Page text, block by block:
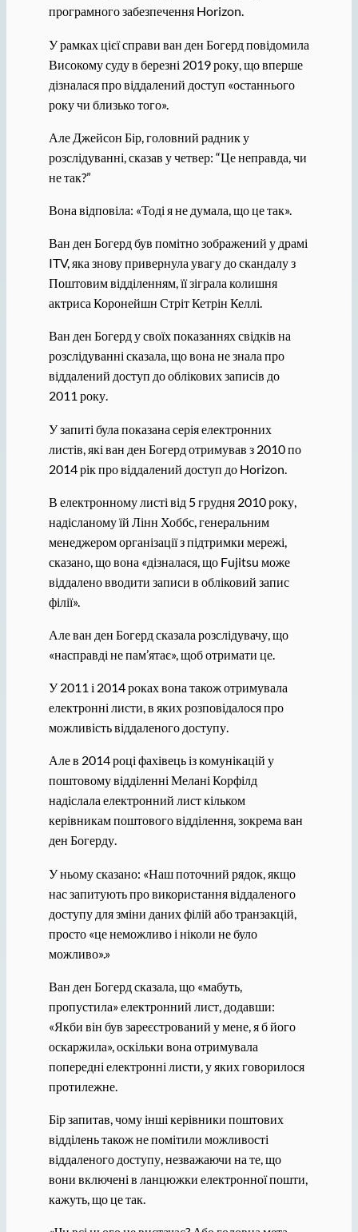
програмного забезпечення Horizon.
У рамках цієї справи ван ден Богерд повідомила
Високому суду в березні 2019 року, що вперше
дізналася про віддалений доступ «останнього
року чи близько того».
Але Джейсон Бір, головний радник у
розслідуванні, сказав у четвер: “Це неправда, чи
не так?”
Вона відповіла: «Тоді я не думала, що це так».
Ван ден Богерд був помітно зображений у драмі
ITV, яка знову привернула увагу до скандалу з
Поштовим відділенням, її зіграла колишня
актриса Коронейшн Стріт Кетрін Келлі.
Ван ден Богерд у своїх показаннях свідків на
розслідуванні сказала, що вона не знала про
віддалений доступ до облікових записів до
2011 року.
У запиті була показана серія електронних
листів, які ван ден Богерд отримував з 2010 по
2014 рік про віддалений доступ до Horizon.
В електронному листі від 5 грудня 2010 року,
надісланому їй Лінн Хоббс, генеральним
менеджером організації з підтримки мережі,
сказано, що вона «дізналася, що Fujitsu може
віддалено вводити записи в обліковий запис
філії».
Але ван ден Богерд сказала розслідувачу, що
«насправді не пам’ятає», щоб отримати це.
У 2011 і 2014 роках вона також отримувала
електронні листи, в яких розповідалося про
можливість віддаленого доступу.
Але в 2014 році фахівець із комунікацій у
поштовому відділенні Мелані Корфілд
надіслала електронний лист кільком
керівникам поштового відділення, зокрема ван
ден Богерду.
У ньому сказано: «Наш поточний рядок, якщо
нас запитують про використання віддаленого
доступу для зміни даних філій або транзакцій,
просто «це неможливо і ніколи не було
можливо».»
Ван ден Богерд сказала, що «мабуть,
пропустила» електронний лист, додавши:
«Якби він був зареєстрований у мене, я б його
оскаржила», оскільки вона отримувала
попередні електронні листи, у яких говорилося
протилежне.
Бір запитав, чому інші керівники поштових
відділень також не помітили можливості
віддаленого доступу, незважаючи на те, що
вони включені в ланцюжки електронної пошти,
кажуть, що це так.